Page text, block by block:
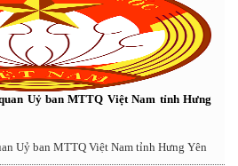
Uỷ ban MTTQ Việt Nam tỉnh Hưng
Uỷ ban MTTQ Việt Nam tỉnh Hưng Yên